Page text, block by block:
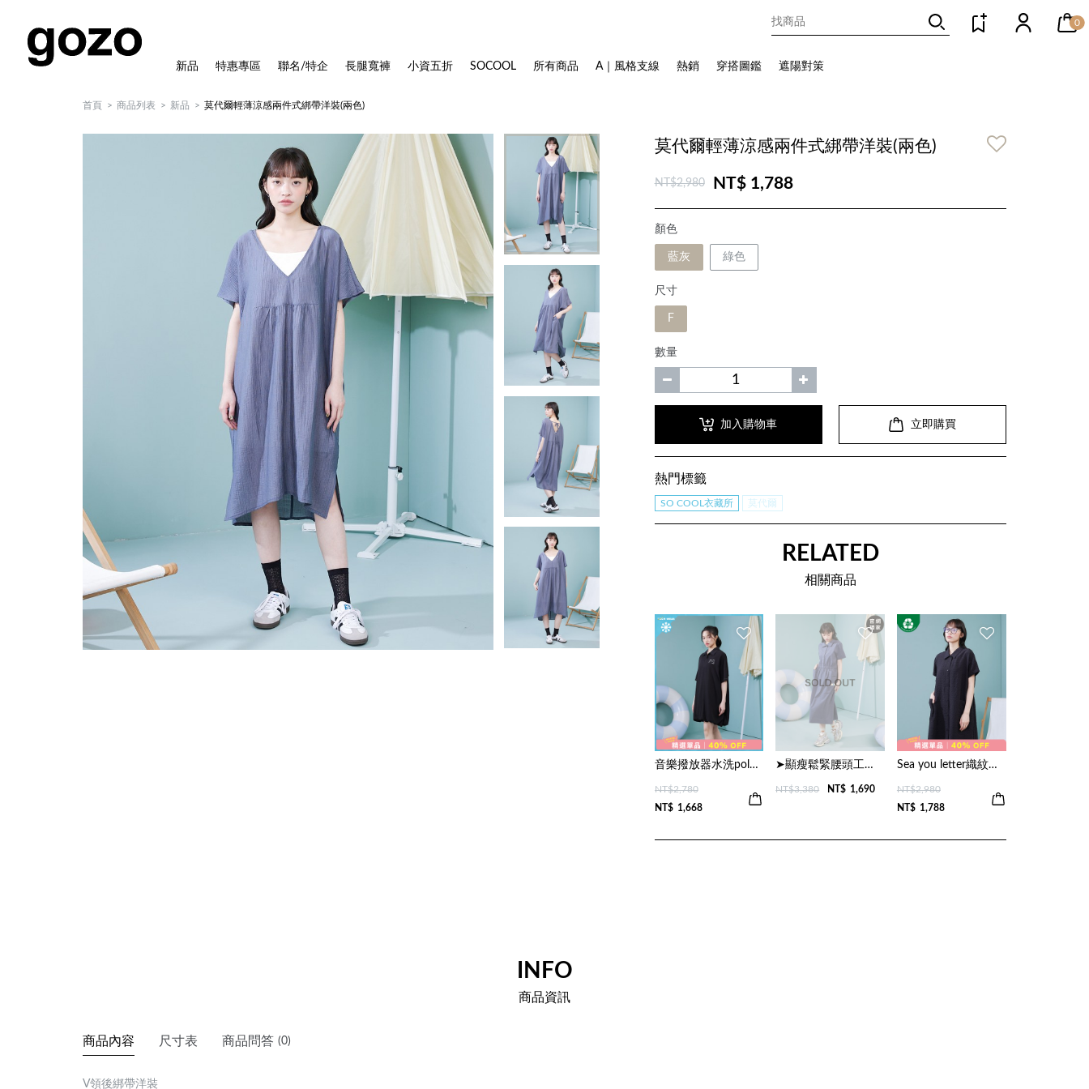
0
新品 特惠專區 聯名/特企 長腿寬褲 小資五折 SOCOOL 所有商品 A｜風格支線 熱銷 穿搭圖鑑 遮陽對策
首頁 商品列表 新品 莫代爾輕薄涼感兩件式綁帶洋裝(兩色)
莫代爾輕薄涼感兩件式綁帶洋裝(兩色)
NT$2,980 NT$ 1,788
顏色
藍灰 綠色
尺寸
F
數量
加入購物車 立即購買
熱門標籤
SO COOL衣藏所 莫代爾
RELATED
相關商品
音樂撥放器水洗polo領涼感短洋裝(兩色)
NT$2,780
NT$ 1,668
➤顯瘦鬆緊腰頭工裝風洋裝(兩色)
NT$3,380 NT$ 1,690
Sea you letter織紋天絲襯衫洋裝(兩色)
NT$2,980
NT$ 1,788
INFO
商品資訊
商品內容 尺寸表 商品問答 (0)
V領後綁帶洋裝